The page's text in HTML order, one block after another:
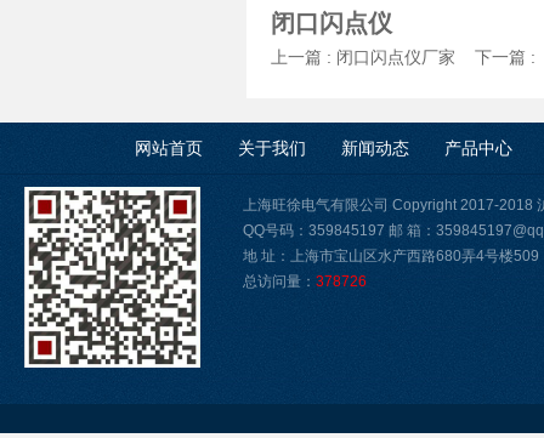
闭口闪点仪
上一篇 : 闭口闪点仪厂家 下一篇 :
网站首页 关于我们 新闻动态 产品中心
上海旺徐电气有限公司 Copyright 2017-2018
QQ号码：359845197 邮 箱：
地 址：上海市宝山区水产西路680弄4号楼509
总访问量： 378726